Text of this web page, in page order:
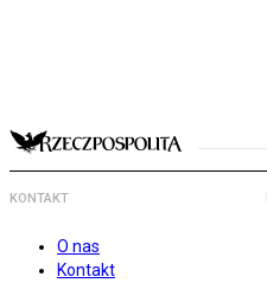
KONTAKT
O nas
Kontakt